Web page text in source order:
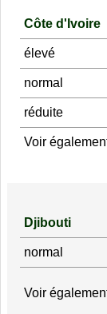
Côte d'Ivoire
élevé
normal
réduite
Voir
Djibouti
normal
Voir